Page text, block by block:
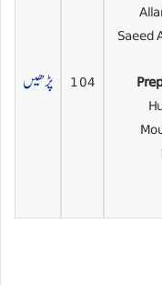
Saeed
104 پڑھیں